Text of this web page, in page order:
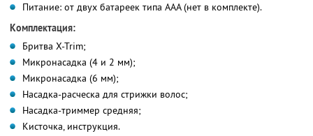
Питание: от двух батареек типа ААА (нет в комплекте).
Комплектация:
Бритва X-Trim;
Микронасадка (4 и 2 мм);
Микронасадка (6 мм);
Насадка-расческа для стрижки волос;
Насадка-триммер средняя;
Кисточка, инструкция.